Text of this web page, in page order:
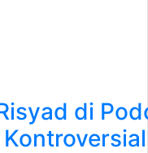
di